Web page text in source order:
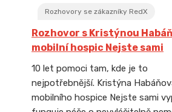
Rozhovory se zákazníky RedX
Rozhovor s Kristýnou
mobilní hospic Nejste sami
10 let pomoci tam, kde je to
nejpotřebnější. Kristýna
mobilního hospice Nejste sami